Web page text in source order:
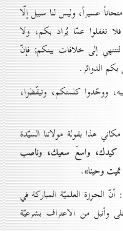
عسيراً، وليس لنا سبيل إلّا
تغفلوا عمّا يُراد بكم، ولا
إلى خلافات بينكم; فإنّ
الدوائر.
ووحّدوا كلمتكم، وتيقّظوا،
هذا بقولة مولاتنا السيّدة
كيدك، واسعَ سعيك، وناصب
وحينا».
أنّ الحوزة العلميّة المباركة في
وأنبل من الاعتراف بشرعيّة